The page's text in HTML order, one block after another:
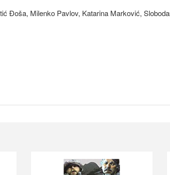
Đoša, Milenko Pavlov, Katarina Marković,